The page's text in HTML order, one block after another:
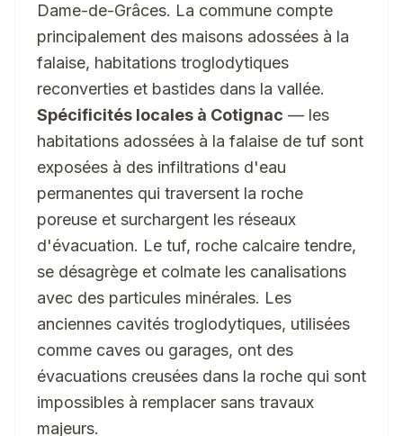
Dame-de-Grâces. La commune compte
principalement des maisons adossées à la
falaise, habitations troglodytiques
reconverties et bastides dans la vallée.
Spécificités locales à Cotignac — les
habitations adossées à la falaise de tuf sont
exposées à des infiltrations d'eau
permanentes qui traversent la roche
poreuse et surchargent les réseaux
d'évacuation. Le tuf, roche calcaire tendre,
se désagrège et colmate les canalisations
avec des particules minérales. Les
anciennes cavités troglodytiques, utilisées
comme caves ou garages, ont des
évacuations creusées dans la roche qui sont
impossibles à remplacer sans travaux
majeurs.